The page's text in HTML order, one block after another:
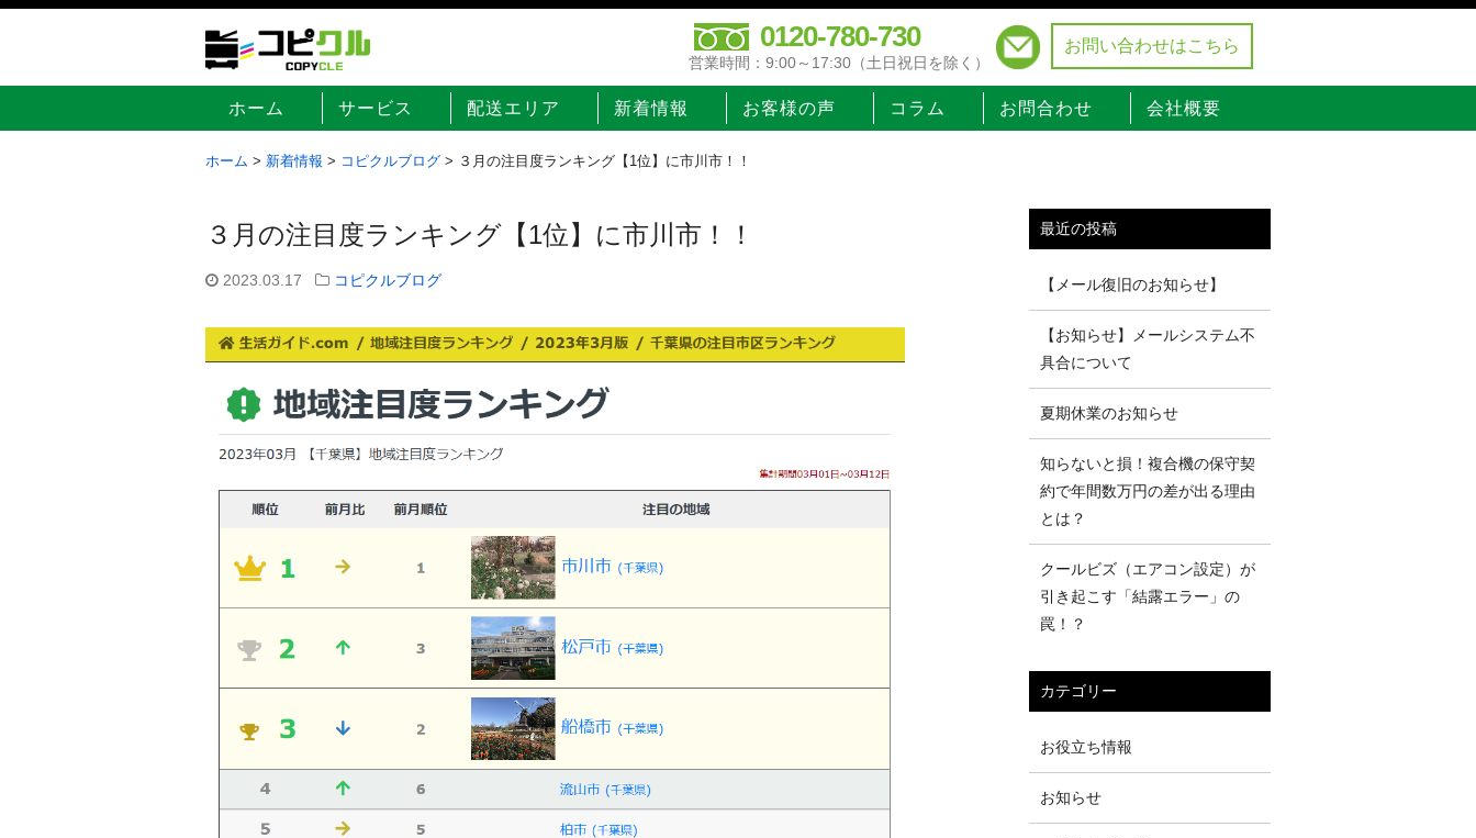
0120-780-730
営業時間：9:00～17:30（土日祝日を除く）
お問い合わせはこちら
ホーム サービス 配送エリア 新着情報 お客様の声 コラム お問合わせ 会社概要
ホーム > 新着情報 > コピクルブログ > ３月の注目度ランキング【1位】に市川市！！
３月の注目度ランキング【1位】に市川市！！
2023.03.17 コピクルブログ
最近の投稿
【メール復旧のお知らせ】
【お知らせ】メールシステム不
具合について
夏期休業のお知らせ
知らないと損！複合機の保守契
約で年間数万円の差が出る理由
とは？
クールビズ（エアコン設定）が
引き起こす「結露エラー」の
罠！？
カテゴリー
お役立ち情報
お知らせ